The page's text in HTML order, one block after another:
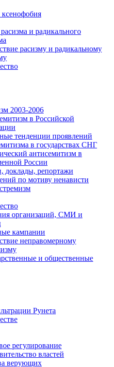
и радикального
расизму и радикальному
2003-2006
в Российской
тенденции проявлений
в государствах СНГ
антисемитизм в
России
доклады, репортажи
по мотиву ненависти
организаций, СМИ и
кампании
неправомерному
и общественные
Рунета
регулирование
властей
верующих